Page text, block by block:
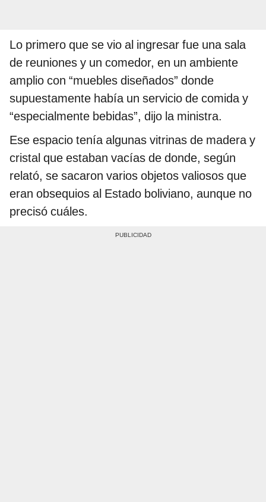
Lo primero que se vio al ingresar fue una sala
de reuniones y un comedor, en un ambiente
amplio con “muebles diseñados” donde
supuestamente había un servicio de comida y
“especialmente bebidas”, dijo la ministra.
Ese espacio tenía algunas vitrinas de madera y
cristal que estaban vacías de donde, según
relató, se sacaron varios objetos valiosos que
eran obsequios al Estado boliviano, aunque no
precisó cuáles.